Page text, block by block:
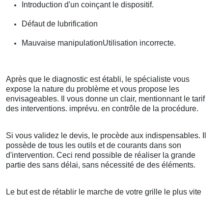
Introduction d'un coinçant le dispositif.
Défaut de lubrification
Mauvaise manipulationUtilisation incorrecte.
Après que le diagnostic est établi, le spécialiste vous
expose la nature du problème et vous propose les
envisageables. Il vous donne un clair, mentionnant le tarif
des interventions. imprévu. en contrôle de la procédure.
Si vous validez le devis, le procède aux indispensables. Il
possède de tous les outils et de courants dans son
d'intervention. Ceci rend possible de réaliser la grande
partie des sans délai, sans nécessité de des éléments.
Le but est de rétablir le marche de votre grille le plus vite